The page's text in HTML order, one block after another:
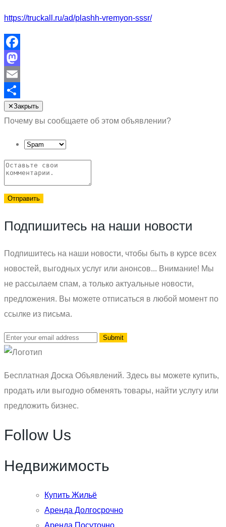
https://truckall.ru/ad/plashh-vremyon-sssr/
Facebook
Mastodon
Email
Отправить
✕Закрыть
Почему вы сообщаете об этом объявлении?
Отправить
Подпишитесь на наши новости
Подпишитесь на наши новости, чтобы быть в курсе всех
новостей, выгодных услуг или анонсов... Внимание! Мы
не рассылаем спам, а только актуальные новости,
предложения. Вы можете отписаться в любой момент по
ссылке из письма.
Бесплатная Доска Объявлений. Здесь вы можете купить,
продать или выгодно обменять товары, найти услугу или
предложить бизнес.
Follow Us
Недвижимость
Купить Жильё
Аренда Долгосрочно
Аренда Посуточно